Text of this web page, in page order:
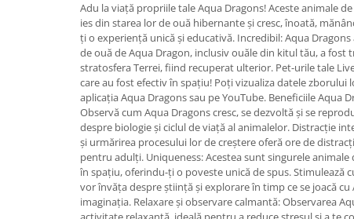
Adu la viață propriile tale Aqua Dragons! Aceste animale
ies din starea lor de ouă hibernante și cresc, înoată,
ți o experiență unică și educativă. Incredibil: Aqua
de ouă de Aqua Dragon, inclusiv ouăle din kitul tău, a fost
stratosfera Terrei, fiind recuperat ulterior. Pet-urile tale
care au fost efectiv în spațiu! Poți vizualiza datele zborului
aplicația Aqua Dragons sau pe YouTube. Beneficiile Aqua
Observă cum Aqua Dragons cresc, se dezvoltă și se
despre biologie și ciclul de viață al animalelor. Distracție
și urmărirea procesului lor de creștere oferă ore de
pentru adulți. Uniqueness: Acestea sunt singurele
în spațiu, oferindu-ți o poveste unică de spus. Stimulează
vor învăța despre știință și explorare în timp ce se joacă
imaginația. Relaxare și observare calmantă: Observarea